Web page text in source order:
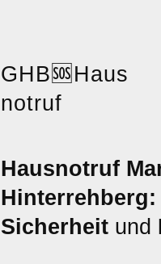
GHB🆘 Haus
notruf
Hausnotruf
Hinterrehberg:
Sicherheit und